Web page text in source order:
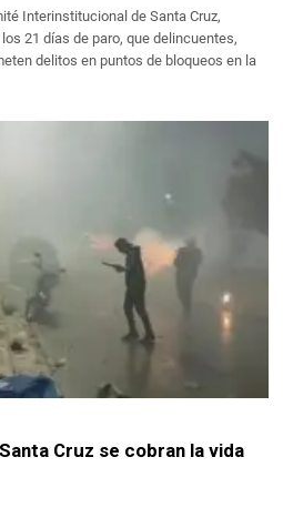
Interinstitucional de Santa Cruz,
21 días de paro, que delincuentes,
delitos en puntos de bloqueos en la
Cruz se cobran la vida